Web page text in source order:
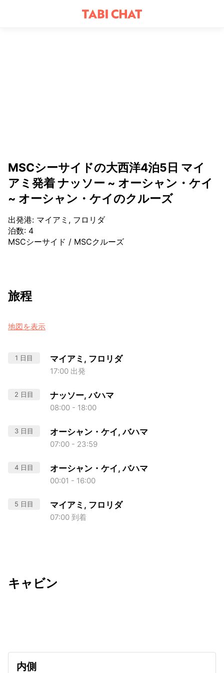
MSCシーサイドの大西洋4泊5日 マイ
アミ発着 ナッソー ~ オーシャン・ケイ
~ オーシャン・ケイのクルーズ
出発港: マイアミ, フロリダ
泊数: 4
MSCシーサイド / MSCクルーズ
旅程
地図を表示
1 日目 マイアミ, フロリダ
17:00 出発
2 日目 ナッソー, バハマ
08:00 - 18:00
3 日目 オーシャン・ケイ, バハマ
07:00 - 23:59
4 日目 オーシャン・ケイ, バハマ
00:01 - 16:00
5 日目 マイアミ, フロリダ
07:00 到着
キャビン
内側